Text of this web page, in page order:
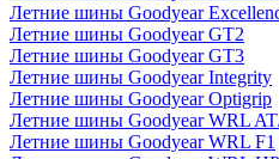
Летние шины Goodyear
Летние шины Goodyear GT2
Летние шины Goodyear GT3
Летние шины Goodyear Integrity
Летние шины Goodyear Optigrip
Летние шины Goodyear WRL
Летние шины Goodyear WRL F1